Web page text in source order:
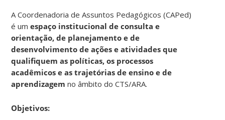
ACoordenadoria de Assuntos Pedagógicos (CAPed)
é umespaço institucional de consulta e
orientação, de planejamento e de
desenvolvimento de ações e atividades que
qualifiquem as políticas, os processos
acadêmicos e as trajetórias de ensino e de
aprendizagem no âmbito do CTS/ARA.
Objetivos: